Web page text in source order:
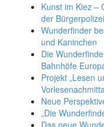
Kunst im Kiez –
der
Wunderfinder
und Kaninchen
Die
Bahnhöfe
Projekt „Lesen
Neue
„Die
Das neue